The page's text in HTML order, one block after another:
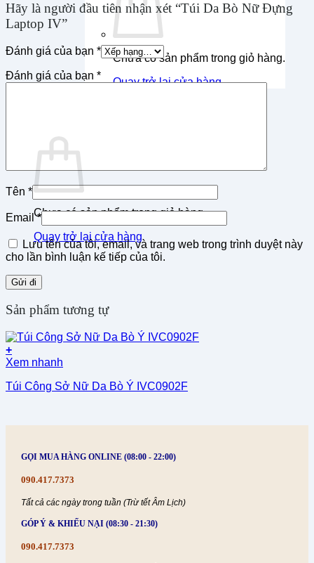
Chưa có sản phẩm trong giỏ hàng.
Quay trở lại cửa hàng
Chưa có sản phẩm trong giỏ hàng.
Quay trở lại cửa hàng
Hãy là người đầu tiên nhận xét “Túi Da Bò Nữ Đựng
Laptop IV”
Đánh giá của bạn *
Đánh giá của bạn *
Tên *
Email*
Lưu tên của tôi, email, và trang web trong trình duyệt này
cho lần bình luận kế tiếp của tôi.
Sản phẩm tương tự
+
Xem nhanh
Túi Công Sở Nữ Da Bò Ý IVC0902F
GỌI MUA HÀNG ONLINE (08:00 - 22:00)
090.417.7373
Tất cả các ngày trong tuần (Trừ tết Âm Lịch)
GÓP Ý & KHIẾU NẠI (08:30 - 21:30)
090.417.7373